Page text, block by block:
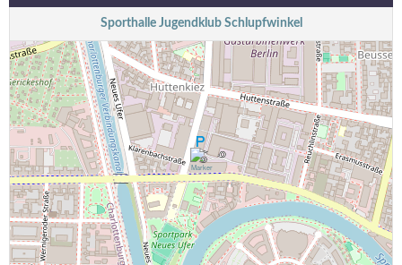
Sporthalle Jugendklub Schlupfwinkel